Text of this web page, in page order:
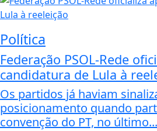
Política
Federação PSOL-Rede
candidatura de Lula à
Os partidos já haviam
posicionamento quando
convenção do PT, no último...